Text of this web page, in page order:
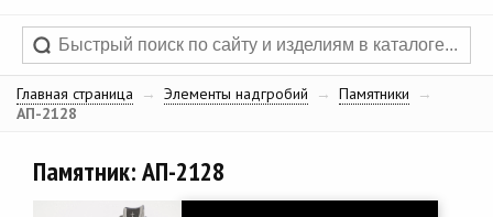
Главная страница → Элементы надгробий → Памятники
→
АП-2128
Памятник: АП-2128